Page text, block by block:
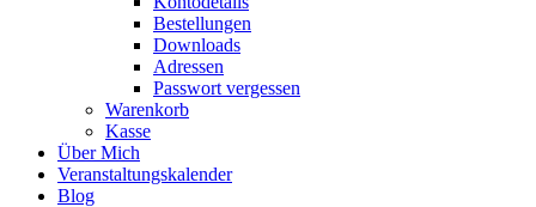
Bestellungen
Downloads
Adressen
Passwort vergessen
Warenkorb
Kasse
Über Mich
Veranstaltungskalender
Blog